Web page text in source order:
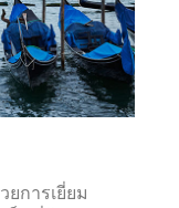
การเยี่ยม